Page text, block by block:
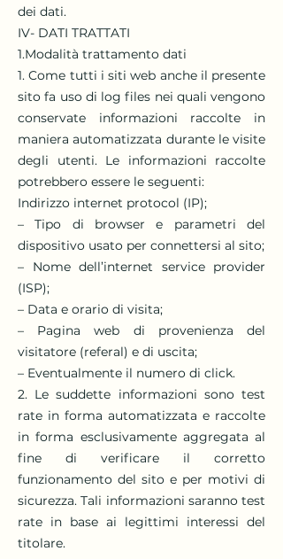
dei dati.
IV- DATI TRATTATI
1.Modalità trattamento dati
1. Come tutti i siti web anche il presente
sito fa uso di log files nei quali vengono
conservate informazioni raccolte in
maniera automatizzata durante le visite
degli utenti. Le informazioni raccolte
potrebbero essere le seguenti:
Indirizzo internet protocol (IP);
– Tipo di browser e parametri del
dispositivo usato per connettersi al sito;
– Nome dell’internet service provider
(ISP);
– Data e orario di visita;
– Pagina web di provenienza del
visitatore (referal) e di uscita;
– Eventualmente il numero di click.
2. Le suddette informazioni sono test
rate in forma automatizzata e raccolte
in forma esclusivamente aggregata al
fine di verificare il corretto
funzionamento del sito e per motivi di
sicurezza. Tali informazioni saranno test
rate in base ai legittimi interessi del
titolare.